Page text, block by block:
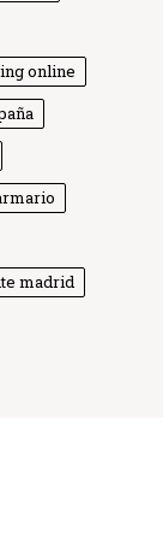
online
madrid